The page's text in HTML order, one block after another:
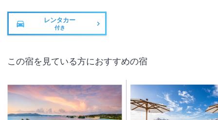
レンタカー
付き
この宿を見ている方におすすめの宿